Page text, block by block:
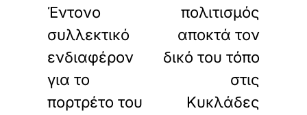
Έντονο
συλλεκτικό
ενδιαφέρον
για το
πορτρέτο του
πολιτισμός
αποκτά τον
δικό του τόπο
στις
Κυκλάδες